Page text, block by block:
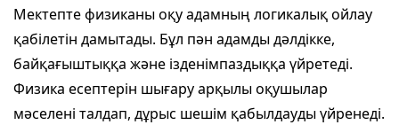
Мектепте физиканы оқу адамның логикалық ойлау
қабілетін дамытады. Бұл пән адамды дәлдікке,
байқағыштыққа және ізденімпаздыққа үйретеді.
Физика есептерін шығару арқылы оқушылар
мәселені талдап, дұрыс шешім қабылдауды үйренеді.